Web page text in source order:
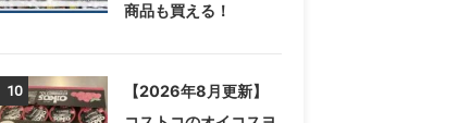
商品も買える！
10
【2026年8月更新】